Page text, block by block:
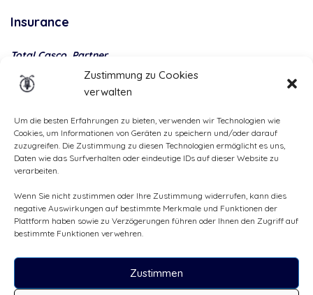
Zustimmung zu Cookies
verwalten
Um die besten Erfahrungen zu bieten, verwenden wir Technologien wie
Cookies, um Informationen von Geräten zu speichern und/oder darauf
zuzugreifen. Die Zustimmung zu diesen Technologien ermöglicht es uns,
Daten wie das Surfverhalten oder eindeutige IDs auf dieser Website zu
verarbeiten.
Wenn Sie nicht zustimmen oder Ihre Zustimmung widerrufen, kann dies
negative Auswirkungen auf bestimmte Merkmale und Funktionen der
Plattform haben sowie zu Verzögerungen führen oder Ihnen den Zugriff auf
bestimmte Funktionen verwehren.
Zustimmen
Insurance
Total Casco, Partner
payment
Alle Rechte vorbehalten, ©Cruizador 2026